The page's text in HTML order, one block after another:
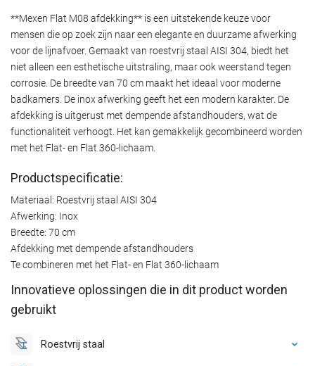
**Mexen Flat M08 afdekking** is een uitstekende keuze voor
mensen die op zoek zijn naar een elegante en duurzame afwerking
voor de lijnafvoer. Gemaakt van roestvrij staal AISI 304, biedt het
niet alleen een esthetische uitstraling, maar ook weerstand tegen
corrosie. De breedte van 70 cm maakt het ideaal voor moderne
badkamers. De inox afwerking geeft het een modern karakter. De
afdekking is uitgerust met dempende afstandhouders, wat de
functionaliteit verhoogt. Het kan gemakkelijk gecombineerd worden
met het Flat- en Flat 360-lichaam.
Productspecificatie:
Materiaal: Roestvrij staal AISI 304
Afwerking: Inox
Breedte: 70 cm
Afdekking met dempende afstandhouders
Te combineren met het Flat- en Flat 360-lichaam
Innovatieve oplossingen die in dit product worden
gebruikt
Roestvrij staal